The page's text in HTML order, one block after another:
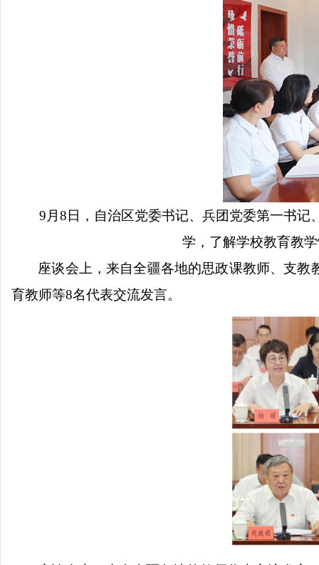
9月8日，自治区党委书记、兵团党委第一书记
学，了解学校教育教
座谈会上，来自全疆各地的思政课教师、支
育教师等8名代表交流发言。